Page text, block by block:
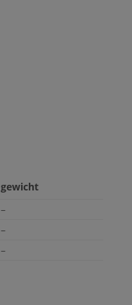
gewicht
–
–
–